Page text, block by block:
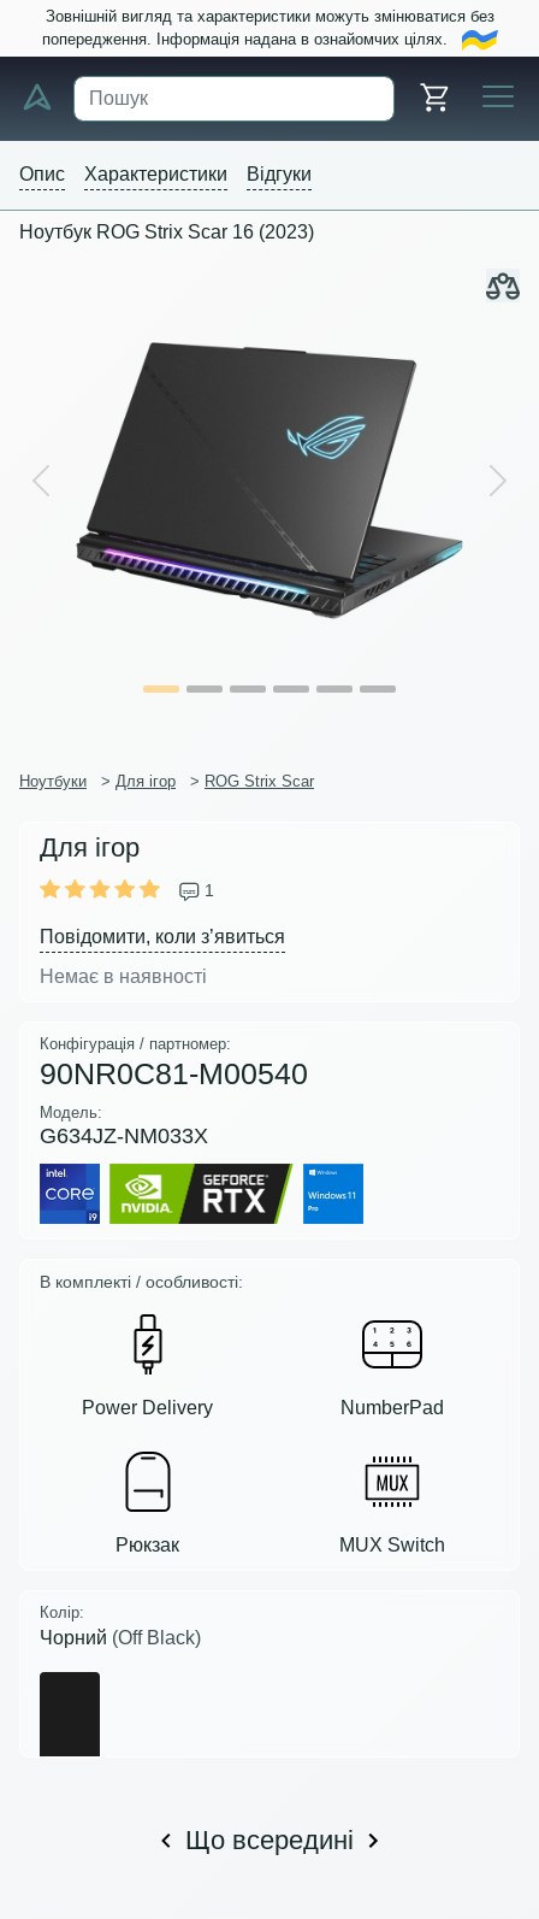
Зовнішній вигляд та характеристики можуть змінюватися без
попередження. Інформація надана в ознайомчих цілях.
Опис Характеристики Відгуки
Ноутбук ROG Strix Scar 16 (2023)
Previous Next
Ноутбуки > Для ігор > ROG Strix Scar
Для ігор
1
Повідомити, коли з’явиться
Немає в наявності
Конфігурація / партномер:
90NR0C81-M00540
Модель:
G634JZ-NM033X
В комплекті / особливості:
Power Delivery NumberPad
Рюкзак MUX Switch
Колір:
Чорний (Off Black)
Що всередині